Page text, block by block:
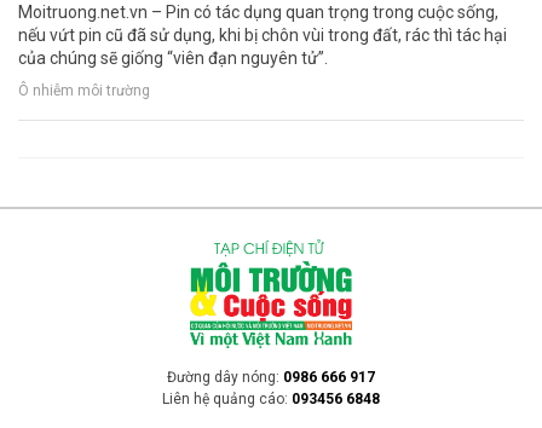
Moitruong.net.vn – Pin có tác dụng quan trọng trong cuộc sống,
nếu vứt pin cũ đã sử dụng, khi bị chôn vùi trong đất, rác thì tác hại
của chúng sẽ giống “viên đạn nguyên tử”.
Ô nhiễm môi trường
Đường dây nóng: 0986 666 917
Liên hệ quảng cáo: 093456 6848